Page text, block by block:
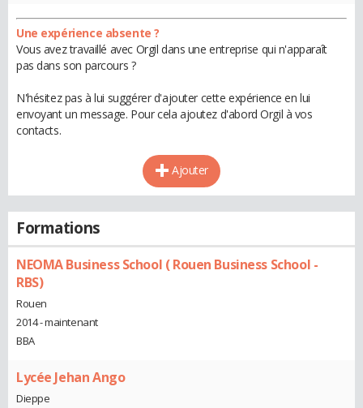
Une expérience absente ?
Vous avez travaillé avec Orgil dans une entreprise qui n'apparaît
pas dans son parcours ?
N'hésitez pas à lui suggérer d'ajouter cette expérience en lui
envoyant un message. Pour cela ajoutez d'abord Orgil à vos
contacts.
Ajouter
Formations
NEOMA Business School ( Rouen Business School -
RBS)
Rouen
2014 - maintenant
BBA
Lycée Jehan Ango
Dieppe